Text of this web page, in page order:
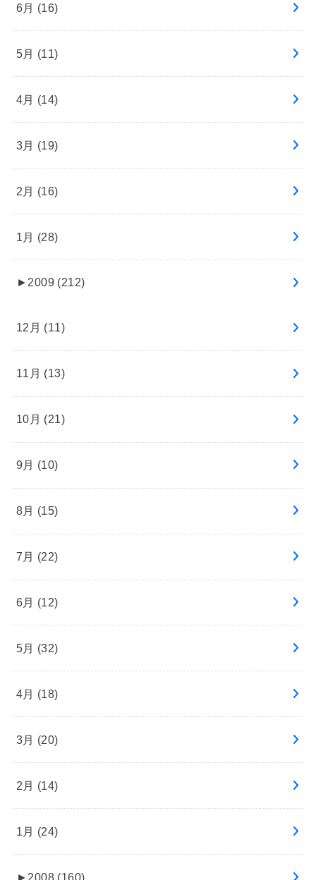
6月 (16)
5月 (11)
4月 (14)
3月 (19)
2月 (16)
1月 (28)
► 2009 (212)
12月 (11)
11月 (13)
10月 (21)
9月 (10)
8月 (15)
7月 (22)
6月 (12)
5月 (32)
4月 (18)
3月 (20)
2月 (14)
1月 (24)
► 2008 (160)